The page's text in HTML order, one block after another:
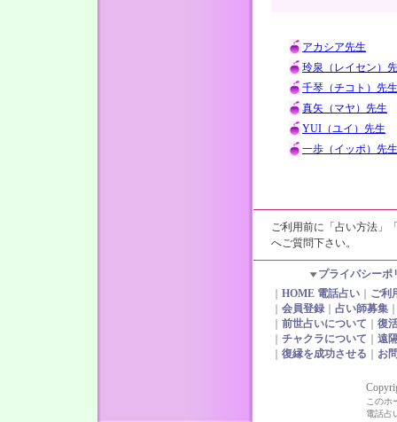
アカシア先生
玲泉（レイセン）
千琴（チコト）先生
真矢（マヤ）先生
YUI（ユイ）先生
一歩（イッポ）先生
ご利用前に「占い方法」
へご質問下さい。
プライバシーポ
HOME 電話占い
ご利
会員登録 占い師募集
前世占いについて
復
チャクラについて
遠
復縁を成功させる お
このホ
電話占